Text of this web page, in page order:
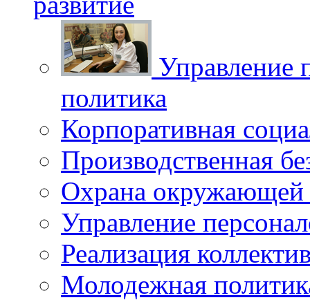
Управление
политика
Корпоративная
Производственная
Охрана окружающей
Управление
Реализация
Молодежная